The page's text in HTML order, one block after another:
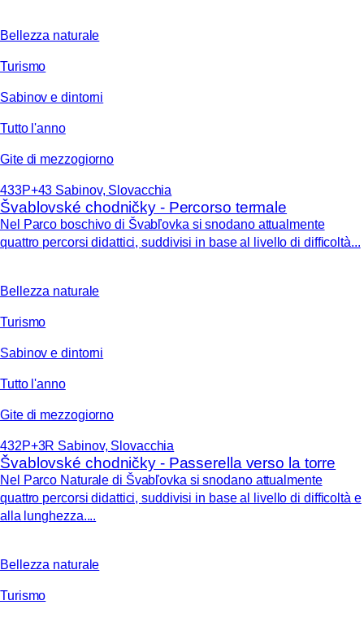
Bellezza naturale
Turismo
Sabinov e dintorni
Tutto l'anno
Gite di mezzogiorno
433P+43 Sabinov, Slovacchia
Švablovské chodničky - Percorso termale
Nel Parco boschivo di Švabľovka si snodano attualmente
quattro percorsi didattici, suddivisi in base al livello di difficoltà...
Bellezza naturale
Turismo
Sabinov e dintorni
Tutto l'anno
Gite di mezzogiorno
432P+3R Sabinov, Slovacchia
Švablovské chodničky - Passerella verso la torre
Nel Parco Naturale di Švabľovka si snodano attualmente
quattro percorsi didattici, suddivisi in base al livello di difficoltà e
alla lunghezza....
Bellezza naturale
Turismo